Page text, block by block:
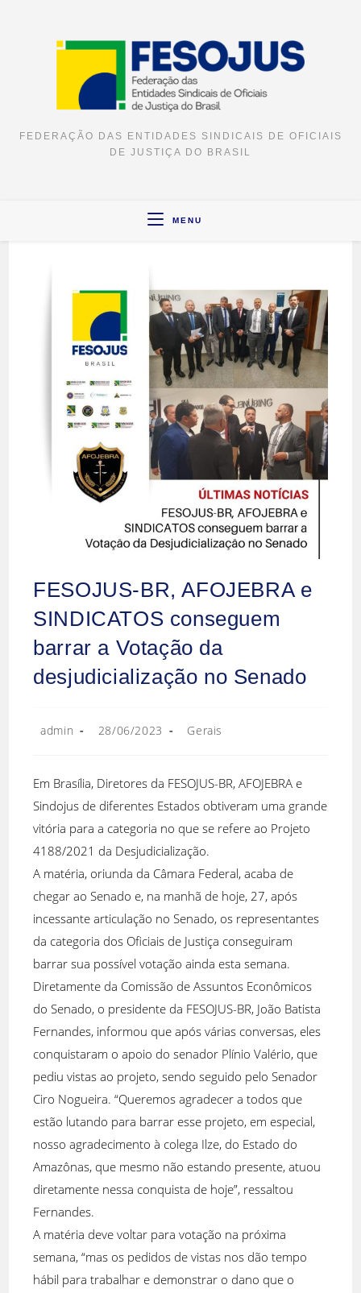
FEDERAÇÃO DAS ENTIDADES SINDICAIS DE OFICIAIS
DE JUSTIÇA DO BRASIL
MENU
FESOJUS-BR, AFOJEBRA e
SINDICATOS conseguem
barrar a Votação da
desjudicialização no Senado
Autor
admin
Post
28/06/2023
Categoria
Gerais
Em Brasília, Diretores da FESOJUS-BR, AFOJEBRA e
Sindojus de diferentes Estados obtiveram uma grande
vitória para a categoria no que se refere ao Projeto
4188/2021 da Desjudicialização.
A matéria, oriunda da Câmara Federal, acaba de
chegar ao Senado e, na manhã de hoje, 27, após
incessante articulação no Senado, os representantes
da categoria dos Oficiais de Justiça conseguiram
barrar sua possível votação ainda esta semana.
Diretamente da Comissão de Assuntos Econômicos
do Senado, o presidente da FESOJUS-BR, João Batista
Fernandes, informou que após várias conversas, eles
conquistaram o apoio do senador Plínio Valério, que
pediu vistas ao projeto, sendo seguido pelo Senador
Ciro Nogueira. “Queremos agradecer a todos que
estão lutando para barrar esse projeto, em especial,
nosso agradecimento à colega Ilze, do Estado do
Amazônas, que mesmo não estando presente, atuou
diretamente nessa conquista de hoje”, ressaltou
Fernandes.
A matéria deve voltar para votação na próxima
semana, “mas os pedidos de vistas nos dão tempo
hábil para trabalhar e demonstrar o dano que o